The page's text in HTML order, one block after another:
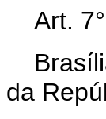
Art.
da